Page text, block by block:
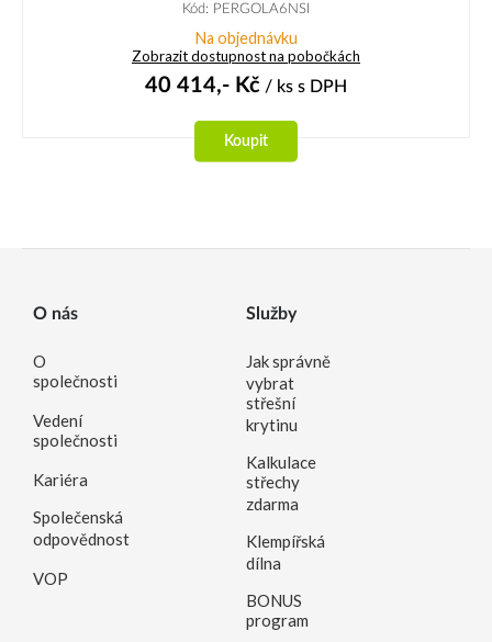
Kód: PERGOLA6NSI
Na objednávku
Zobrazit dostupnost na pobočkách
40 414,- Kč / ks s DPH
Koupit
O nás
O
společnosti
Vedení
společnosti
Kariéra
Společenská
odpovědnost
VOP
Služby
Jak správně
vybrat
střešní
krytinu
Kalkulace
střechy
zdarma
Klempířská
dílna
BONUS
program